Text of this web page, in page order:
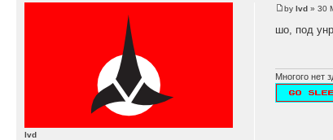
bylvd » 30
шо, под
Многого нет
lvd